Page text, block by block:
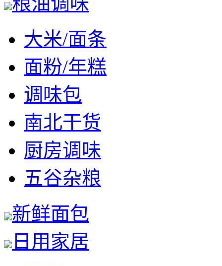
大米/面条
面粉/年糕
调味包
南北干货
厨房调味
五谷杂粮
新鲜面包
日用家居